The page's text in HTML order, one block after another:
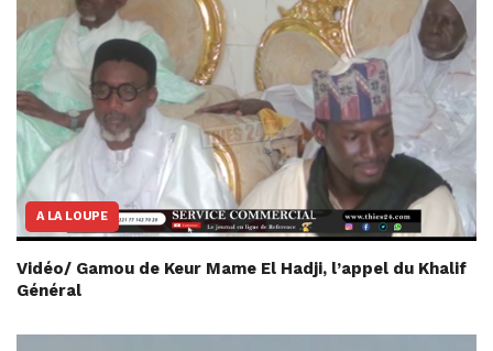
A LA LOUPE
Vidéo/ Gamou de Keur Mame El Hadji, l’appel du Khalif
Général